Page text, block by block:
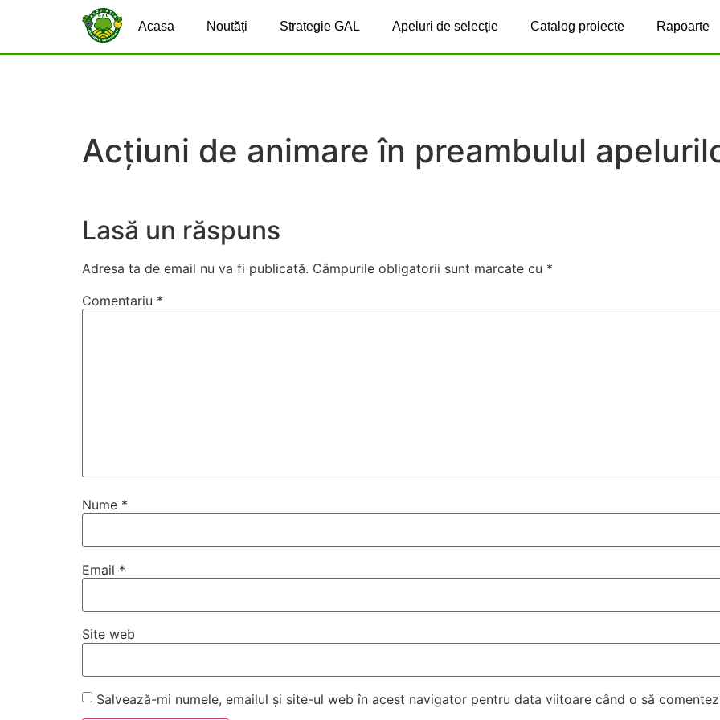
Acasa Noutăți Strategie GAL Apeluri de selecție Catalog proiecte Rapoarte
Acțiuni de animare în preambulul
Lasă un răspuns
Adresa ta de email nu va fi publicată. Câmpurile obligatorii sunt marcate cu *
Comentariu *
Nume *
Email *
Site web
Salvează-mi numele, emailul și site-ul web în acest navigator pentru data viitoare când o să